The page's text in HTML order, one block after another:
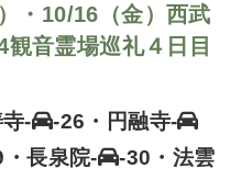
・ 10/16（金） 西武
音霊場巡礼４日目
-
-26・円融寺-
・長泉院-
-30・法雲